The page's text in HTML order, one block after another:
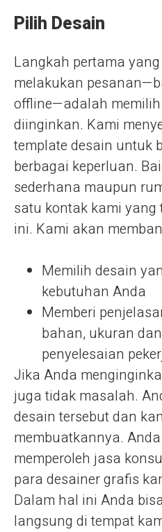
Pilih Desain
Langkah pertama
melakukan
offline—adalah
diinginkan. Kami
template desain untuk
berbagai keperluan.
sederhana maupun
satu kontak kami
ini. Kami akan
Memilih desain
kebutuhan Anda
Memberi
bahan, ukuran
penyelesaian
Jika Anda
juga tidak masalah.
desain tersebut dan
membuatkannya.
memperoleh jasa
para desainer grafis
Dalam hal ini Anda
langsung di tempat